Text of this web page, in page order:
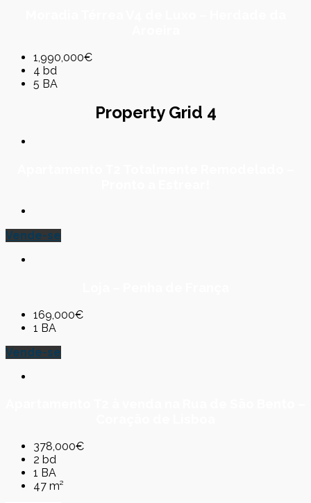
1,990,000€
4 bd
5 BA
Property Grid 4
Vende-se
169,000€
1 BA
Vende-se
378,000€
2 bd
1 BA
47 m²